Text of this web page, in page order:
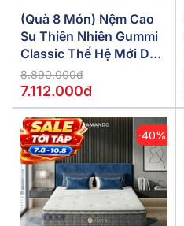
(Quà 8 Món) Nệm Cao
Su Thiên Nhiên Gummi
Classic Thế Hệ Mới Dày
5/10/15cm
8.890.000đ
7.112.000đ
-40%